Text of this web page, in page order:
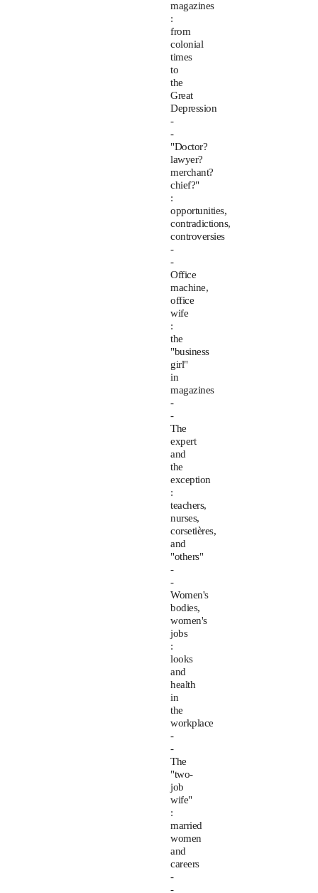
magazines
:
from
colonial
times
to
the
Great
Depression
-
-
"Doctor?
lawyer?
merchant?
chief?"
:
opportunities,
contradictions,
controversies
-
-
Office
machine,
office
wife
:
the
"business
girl"
in
magazines
-
-
The
expert
and
the
exception
:
teachers,
nurses,
corsetières,
and
"others"
-
-
Women's
bodies,
women's
jobs
:
looks
and
health
in
the
workplace
-
-
The
"two-
job
wife"
:
married
women
and
careers
-
-